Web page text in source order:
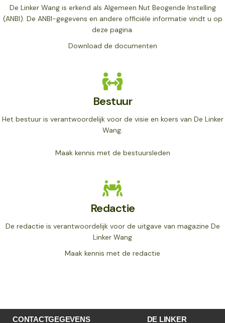
De Linker Wang is erkend als Algemeen Nut Beogende Instelling
(ANBI). De ANBI-gegevens en andere officiële informatie vindt u op
deze pagina.
Download de documenten
Bestuur
Het bestuur is verantwoordelijk voor de visie en koers van De Linker
Wang.
Maak kennis met de bestuursleden
Redactie
De redactie is verantwoordelijk voor de uitgave van magazine De
Linker Wang
Maak kennis met de redactie
CONTACTGEGEVENS
DE LINKER